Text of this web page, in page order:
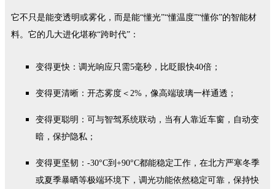
它不只是能变透明或雾化，而是能“懂光”“懂温度”“懂你”的智能材
料。它的几大进化堪称“跨时代”：
变得更快： 调光响应只需5毫秒，比眨眼快40倍；
变得更清晰： 开态雾度＜ 2%，像高端玻璃一样通透；
变得更聪明： 可与智驾系统联动，当有人靠近车窗，自动变
暗，保护隐私；
变得更坚韧： -30°C到+90°C都能稳定工作 ， 在北方严寒冬季
或夏季暴晒等极端环境下，调光功能依然稳定可靠，保持快